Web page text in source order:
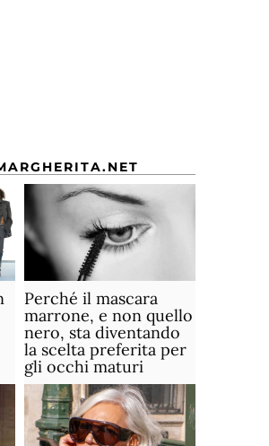
Perché il mascara
marrone, e non quello
nero, sta diventando
la scelta preferita per
gli occhi maturi